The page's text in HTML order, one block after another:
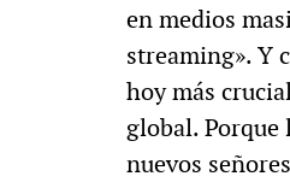
en medios
streaming». Y
hoy más
global. Porque
nuevos